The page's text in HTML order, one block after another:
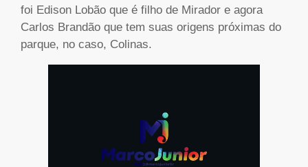
foi Edison Lobão que é filho de Mirador e agora
Carlos Brandão que tem suas origens próximas do
parque, no caso, Colinas.